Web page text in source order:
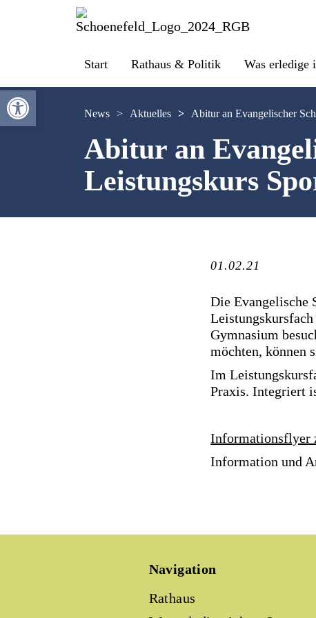
Werkzeugleiste öffnen
Start Rathaus & Politik Was erledige
News > Aktuelles > Abitur an Evangelischer
Abitur an
Leistungskurs
01.02.21
Die Evangelische
Gymnasium
möchten, können
Im
Praxis. Integriert
Informationsflyer
Information und
Navigation
Rathaus